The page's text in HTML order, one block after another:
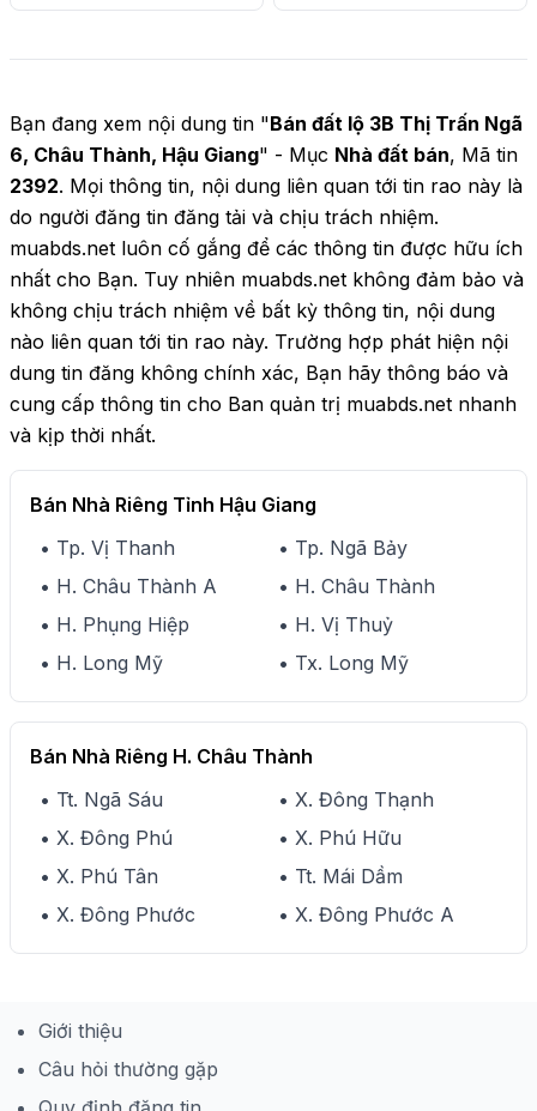
P. Trần Phú
P. Mỹ Phước
Bạn đang xem nội dung tin "Bán đất lộ 3B Thị Trấn Ngã
6, Châu Thành, Hậu Giang" - Mục Nhà đất bán, Mã tin
2392. Mọi thông tin, nội dung liên quan tới tin rao này là
do người đăng tin đăng tải và chịu trách nhiệm.
muabds.net luôn cố gắng để các thông tin được hữu ích
nhất cho Bạn. Tuy nhiên muabds.net không đảm bảo và
không chịu trách nhiệm về bất kỳ thông tin, nội dung
nào liên quan tới tin rao này. Trường hợp phát hiện nội
dung tin đăng không chính xác, Bạn hãy thông báo và
cung cấp thông tin cho Ban quản trị muabds.net nhanh
và kịp thời nhất.
Bán Nhà Riêng Tỉnh Hậu Giang
• Tp. Vị Thanh
• Tp. Ngã Bảy
• H. Châu Thành A
• H. Châu Thành
• H. Phụng Hiệp
• H. Vị Thuỷ
• H. Long Mỹ
• Tx. Long Mỹ
Bán Nhà Riêng H. Châu Thành
• Tt. Ngã Sáu
• X. Đông Thạnh
• X. Đông Phú
• X. Phú Hữu
• X. Phú Tân
• Tt. Mái Dầm
• X. Đông Phước
• X. Đông Phước A
Giới thiệu
Câu hỏi thường gặp